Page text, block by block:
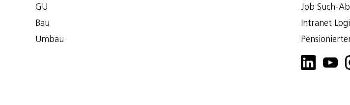
GU
Bau
Umbau
Job Such-
Intranet